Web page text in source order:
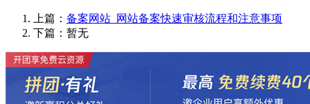
上篇： 备案网站_网站备案快速审核流程和注意事项
下篇：暂无